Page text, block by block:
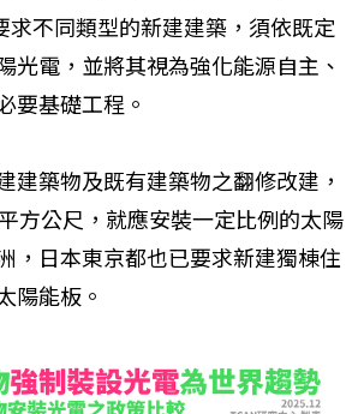
求不同類型的新建建築，須依既定
光電，並將其視為強化能源自主、
要基礎工程。
建築物及既有建築物之翻修改建，
方公尺，就應安裝一定比例的太陽
，日本東京都也已要求新建獨棟住
陽能板。